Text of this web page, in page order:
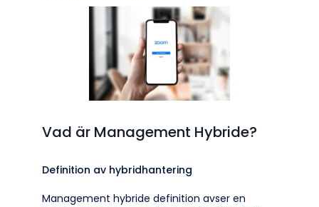
Vad är Management Hybride?
Definition av hybridhantering
Management hybride definition avser en